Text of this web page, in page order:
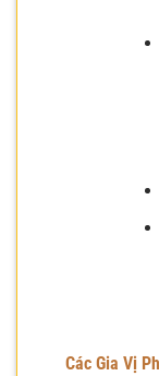
Các Gia Vị